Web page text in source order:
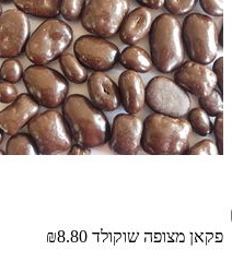
פקאן מצופה שוקולד ₪8.80